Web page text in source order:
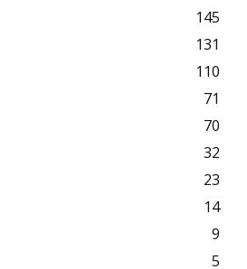
145
131
110
71
70
32
23
14
9
5